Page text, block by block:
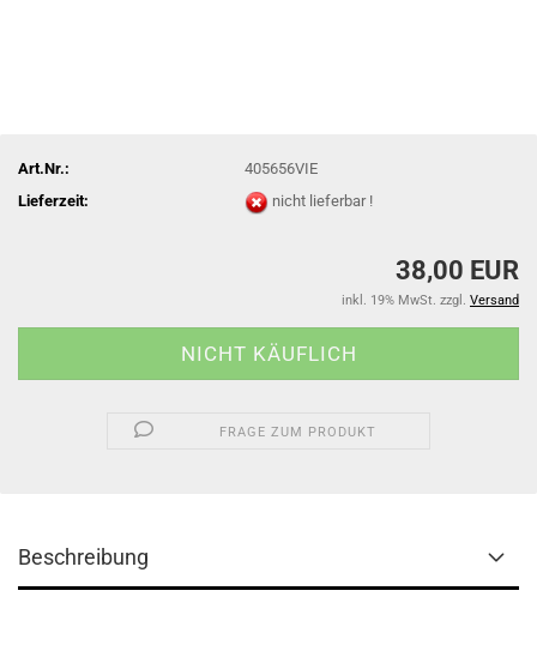
Art.Nr.:
405656VIE
Lieferzeit:
nicht lieferbar !
38,00 EUR
inkl. 19% MwSt. zzgl. Versand
FRAGE ZUM PRODUKT
Beschreibung